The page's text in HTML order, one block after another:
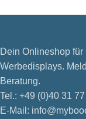
Dein Onlineshop
Werbedisplays.
Beratung.
Tel.: +49 (0)40 31
E-Mail: